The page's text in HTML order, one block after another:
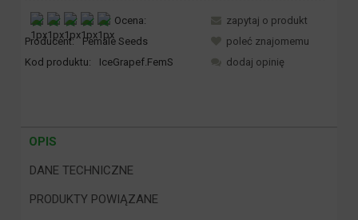
Ocena:
Producent: Female Seeds
Kod produktu:
IceGrapef.FemS
zapytaj o produkt
poleć znajomemu
dodaj opinię
OPIS
DANE TECHNICZNE
PRODUKTY POWIĄZANE